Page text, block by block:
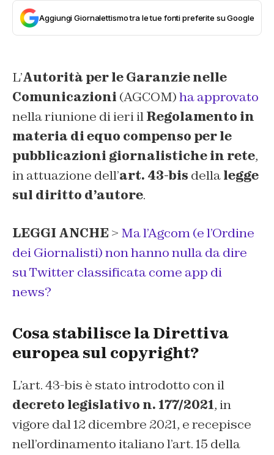
Aggiungi Giornalettismo tra le tue fonti preferite su Google
L’Autorità per le Garanzie nelle
Comunicazioni (AGCOM)ha approvato
nella riunione di ieri ilRegolamento in
materia di equo compenso per le
pubblicazioni giornalistiche in rete,
in attuazione dell’art. 43-bis dellalegge
sul diritto d’autore.
LEGGI ANCHE > Ma l’Agcom (e l’Ordine
dei Giornalisti) non hanno nulla da dire
su Twitter classificata come app di
news?
Cosa stabilisce la Direttiva
europea sul copyright?
L’art. 43-bis è stato introdotto con il
decreto legislativo n. 177/2021, in
vigore dal 12 dicembre 2021, e recepisce
nell’ordinamento italiano l’art. 15 della